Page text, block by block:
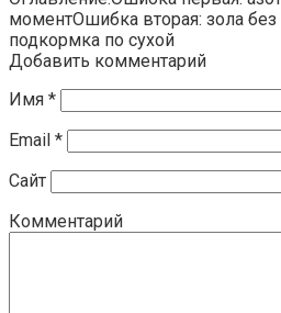
моментОшибка вторая: зола
подкормка по сухой
Добавить комментарий
Имя *
Email *
Сайт
Комментарий